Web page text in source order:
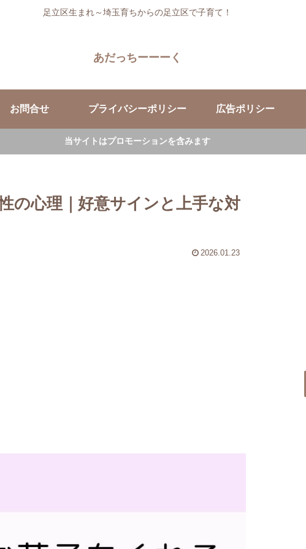
足立区生まれ～埼玉育ちからの足立区で子育て！
あだっちーーーく
お問合せ プライバシーポリシー 広告ポリシー
当サイトはプロモーションを含みます
の心理｜好意サインと上手な対
2026.01.23